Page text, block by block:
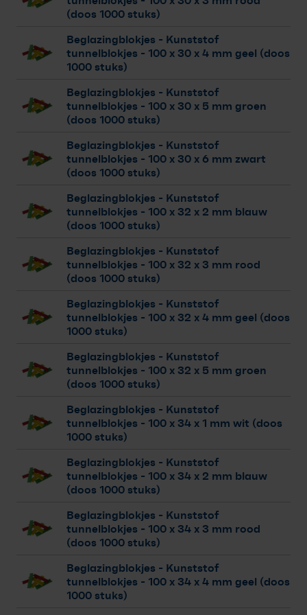
(doos 1000 stuks)
Beglazingblokjes - Kunststof
tunnelblokjes - 100 x 30 x 4 mm geel (doos
1000 stuks)
Beglazingblokjes - Kunststof
tunnelblokjes - 100 x 30 x 5 mm groen
(doos 1000 stuks)
Beglazingblokjes - Kunststof
tunnelblokjes - 100 x 30 x 6 mm zwart
(doos 1000 stuks)
Beglazingblokjes - Kunststof
tunnelblokjes - 100 x 32 x 2 mm blauw
(doos 1000 stuks)
Beglazingblokjes - Kunststof
tunnelblokjes - 100 x 32 x 3 mm rood
(doos 1000 stuks)
Beglazingblokjes - Kunststof
tunnelblokjes - 100 x 32 x 4 mm geel (doos
1000 stuks)
Beglazingblokjes - Kunststof
tunnelblokjes - 100 x 32 x 5 mm groen
(doos 1000 stuks)
Beglazingblokjes - Kunststof
tunnelblokjes - 100 x 34 x 1 mm wit (doos
1000 stuks)
Beglazingblokjes - Kunststof
tunnelblokjes - 100 x 34 x 2 mm blauw
(doos 1000 stuks)
Beglazingblokjes - Kunststof
tunnelblokjes - 100 x 34 x 3 mm rood
(doos 1000 stuks)
Beglazingblokjes - Kunststof
tunnelblokjes - 100 x 34 x 4 mm geel (doos
1000 stuks)